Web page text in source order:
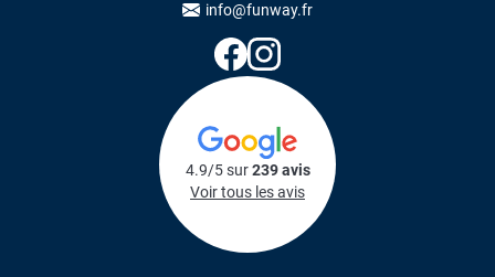
info@funway.fr
4.9/5 sur239 avis
Voir tous les avis